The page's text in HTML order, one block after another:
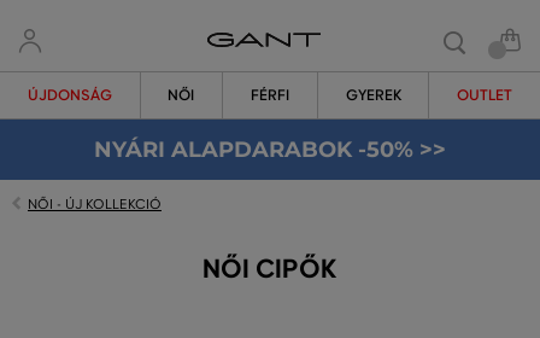
ÚJDONSÁG NŐI FÉRFI GYEREK OUTLET
NYÁRI ALAPDARABOK -50% >>
NŐI - ÚJ KOLLEKCIÓ
NŐI CIPŐK